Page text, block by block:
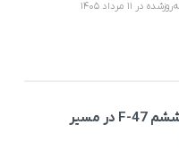
جنگنده نسل ششم F-47 در مسیر